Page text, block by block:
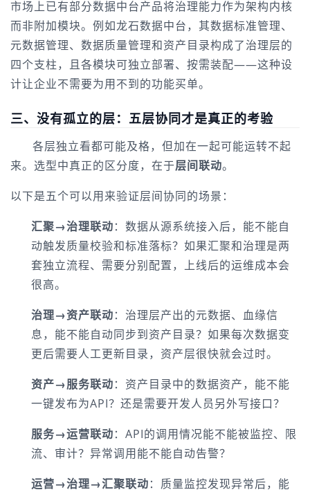
市场上已有部分数据中台产品将治理能力作为架构内核
而非附加模块。例如龙石数据中台，其数据标准管理、
元数据管理、数据质量管理和资产目录构成了治理层的
四个支柱，且各模块可独立部署、按需装配——这种设
计让企业不需要为用不到的功能买单。
三、没有孤立的层：五层协同才是真正的考验
各层独立看都可能及格，但加在一起可能运转不起
来。选型中真正的区分度，在于层间联动。
以下是五个可以用来验证层间协同的场景：
汇聚→治理联动：数据从源系统接入后，能不能自
动触发质量校验和标准落标？如果汇聚和治理是两
套独立流程、需要分别配置，上线后的运维成本会
很高。
治理→资产联动：治理层产出的元数据、血缘信
息，能不能自动同步到资产目录？如果每次数据变
更后需要人工更新目录，资产层很快就会过时。
资产→服务联动：资产目录中的数据资产，能不能
一键发布为API？还是需要开发人员另外写接口？
服务→运营联动：API的调用情况能不能被监控、限
流、审计？异常调用能不能自动告警？
运营→治理→汇聚联动：质量监控发现异常后，能